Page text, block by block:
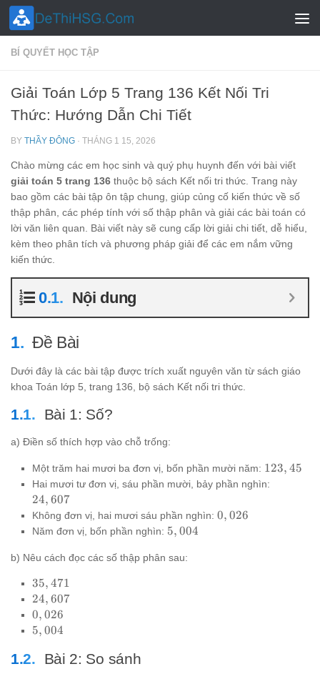
Skip to content
BÍ QUYẾT HỌC TẬP
Giải Toán Lớp 5 Trang 136 Kết Nối Tri
Thức: Hướng Dẫn Chi Tiết
BY THẦY ĐÔNG · THÁNG 1 15, 2026
Chào mừng các em học sinh và quý phụ huynh đến với bài viết
giải toán 5 trang 136 thuộc bộ sách Kết nối tri thức. Trang này
bao gồm các bài tập ôn tập chung, giúp củng cố kiến thức về số
thập phân, các phép tính với số thập phân và giải các bài toán có
lời văn liên quan. Bài viết này sẽ cung cấp lời giải chi tiết, dễ hiểu,
kèm theo phân tích và phương pháp giải để các em nắm vững
kiến thức.
Nội dung
Đề Bài
Dưới đây là các bài tập được trích xuất nguyên văn từ sách giáo
khoa Toán lớp 5, trang 136, bộ sách Kết nối tri thức.
Bài 1: Số?
a) Điền số thích hợp vào chỗ trống:
Một trăm hai mươi ba đơn vị, bốn phần mười năm: 123,45
123, 45
Hai mươi tư đơn vị, sáu phần mười, bảy phần nghìn:
24, 607
Không đơn vị, hai mươi sáu phần nghìn: 0,026
0, 026
Năm đơn vị, bốn phần nghìn: 5,004
5, 004
b) Nêu cách đọc các số thập phân sau:
35,471
35, 471
24,607
24, 607
0,026
0, 026
5,004
5, 004
Bài 2: So sánh